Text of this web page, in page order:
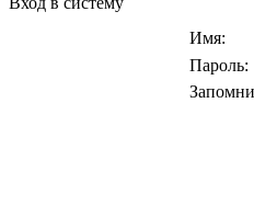
Имя:
Пароль: